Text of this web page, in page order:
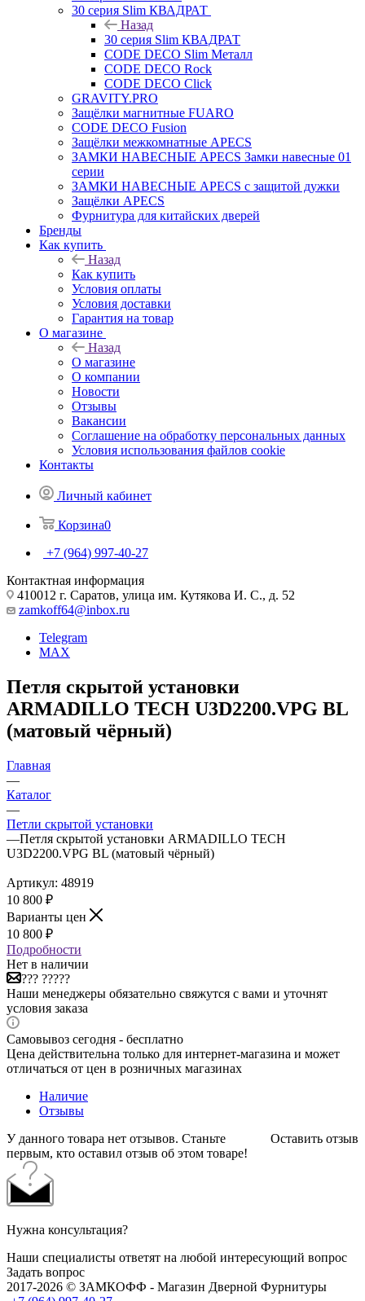
30 серия Slim КВАДРАТ
Назад
30 серия Slim КВАДРАТ
CODE DECO Slim Металл
CODE DECO Rock
CODE DECO Click
GRAVITY.PRO
Защёлки магнитные FUARO
CODE DECO Fusion
Защёлки межкомнатные APECS
ЗАМКИ НАВЕСНЫЕ APECS Замки навесные 01
серии
ЗАМКИ НАВЕСНЫЕ APECS с защитой дужки
Защёлки APECS
Фурнитура для китайских дверей
Бренды
Как купить
Назад
Как купить
Условия оплаты
Условия доставки
Гарантия на товар
О магазине
Назад
О магазине
О компании
Новости
Отзывы
Вакансии
Соглашение на обработку персональных данных
Условия использования файлов cookie
Контакты
Личный кабинет
Корзина0
+7 (964) 997-40-27
Контактная информация
410012 г. Саратов, улица им. Кутякова И. С., д. 52
zamkoff64@inbox.ru
Telegram
MAX
Петля скрытой установки
ARMADILLO TECH U3D2200.VPG BL
(матовый чёрный)
Главная
—
Каталог
—
Петли скрытой установки
—Петля скрытой установки ARMADILLO TECH
U3D2200.VPG BL (матовый чёрный)
Артикул: 48919
10 800 ₽
Варианты цен
10 800 ₽
Подробности
Нет в наличии
??? ?????
Наши менеджеры обязательно свяжутся с вами и уточнят
условия заказа
Самовывоз сегодня - бесплатно
Цена действительна только для интернет-магазина и может
отличаться от цен в розничных магазинах
Наличие
Отзывы
Оставить отзыв
У данного товара нет отзывов. Станьте
первым, кто оставил отзыв об этом товаре!
Нужна консультация?
Наши специалисты ответят на любой интересующий вопрос
Задать вопрос
2017-2026 © ЗАМКОФФ - Магазин Дверной Фурнитуры